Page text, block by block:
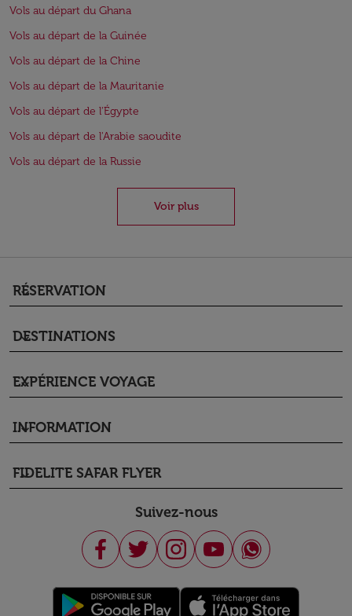
Vols au départ du Ghana
Vols au départ de la Guinée
Vols au départ de la Chine
Vols au départ de la Mauritanie
Vols au départ de l'Égypte
Vols au départ de l'Arabie saoudite
Vols au départ de la Russie
Voir plus
RÉSERVATION
keyboard_arrow_down
DESTINATIONS
keyboard_arrow_down
EXPÉRIENCE VOYAGE
keyboard_arrow_down
INFORMATION
keyboard_arrow_down
FIDELITE SAFAR FLYER
keyboard_arrow_down
Suivez-nous